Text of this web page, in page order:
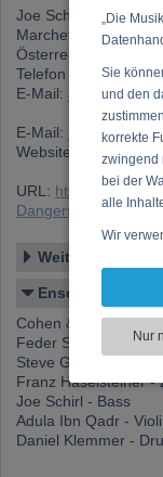
„Die
Sie
und den
korrekte
zwingend
bei der
alle
Wir
zu
soziale
Nur
Joe Schirl (Wolfgang
Marchettigasse 1/11,
Österreich
Telefon 1: +43
E-Mail:
E-Mail:
Website:
URL: https://
Dangers-of_.htm
Weitere
Ensemble-Details
Cohen & Cave
Feder Steve Ganders
Steve Gander - guit. /
Franz Haselsteiner -
Joe Schirl - Bass
Adula Ibn Qadr -
Daniel Klemmer -